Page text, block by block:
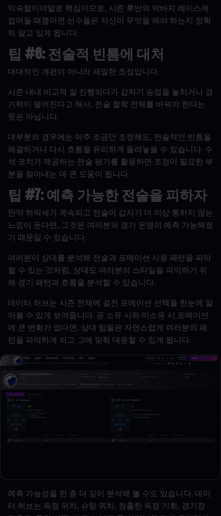
익숙함이야말로 핵심이므로, 시즌 후반의 막바지 레이스에
접어들 때쯤이면 선수들은 자신이 무엇을 해야 하는지 정확
히 알고 있게 됩니다.
팁 #6: 전술적 빈틈에 대처
대대적인 개편이 아니라 세밀한 조정입니다.
시즌 내내 비교적 잘 진행되다가 갑자기 승점을 놓치거나 경
기력이 떨어진다고 해서 , 전술 철학 전체를 바꿔야 한다는
뜻은 아닙니다.
대부분의 경우에는 아주 조금만 조정해도, 전술적인 빈틈을
해결하거나 다시 흐름을 유리하게 돌려놓을 수 있습니다. 수
석 코치가 제공하는 전술 평가를 활용하면 조정이 필요한 부
분을 찾아내는 데 큰 도움이 됩니다.
팁 #7: 예측 가능한 전술을 피하자
만약 하락세가 계속되고 전술이 갑자기 더 이상 통하지 않는
느낌이 든다면, 그것은 여러분의 경기 운영이 예측 가능해졌
기 때문일 수 있습니다.
여러분이 상대를 분석해 전술과 포메이션 사용 패턴을 파악
할 수 있는 것처럼 , 상대도 여러분의 스타일을 파악하기 위
해 경기 패턴과 흐름을 분석할 수 있습니다.
데이터 허브는 시즌 전체에 걸친 포메이션 선택을 한눈에 알
아볼 수 있게 보여줍니다. 공 소유 시와 미소유 시 포메이션
에 큰 변화가 없다면, 상대 팀들은 자연스럽게 여러분의 패
턴을 파악하게 되고 그에 맞춰 대응할 수 있게 됩니다.
예측 가능성을 한 층 더 깊이 분석해 볼 수도 있습니다. 데이
터 허브는 득점 위치 , 슈팅 위치 , 창출한 득점 기회 , 경기장